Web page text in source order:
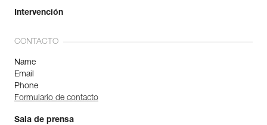
Intervención
CONTACTO
Name
Email
Phone
Formulario de contacto
Sala de prensa